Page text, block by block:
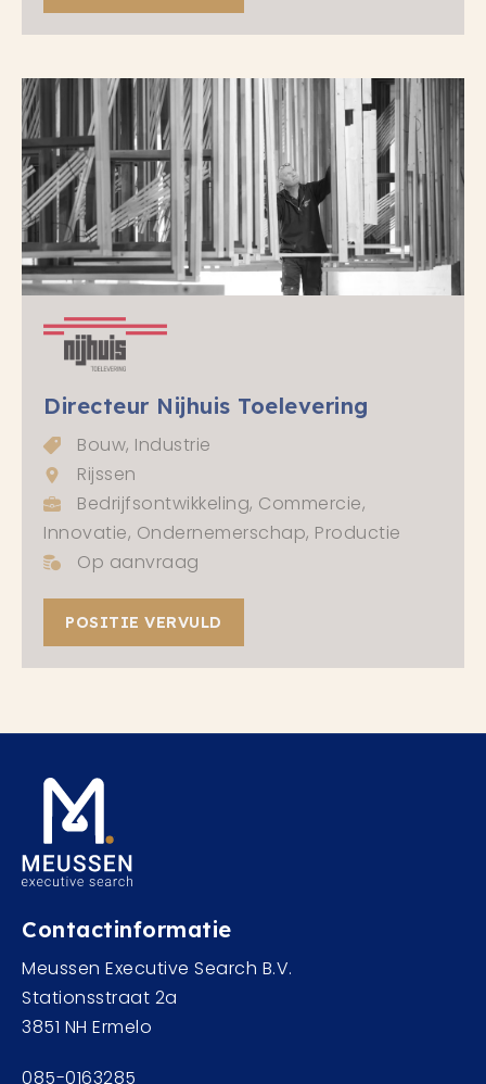
Directeur Nijhuis Toelevering
Bouw, Industrie
Rijssen
Bedrijfsontwikkeling, Commercie,
Innovatie, Ondernemerschap, Productie
Op aanvraag
POSITIE VERVULD
Contactinformatie
Meussen Executive Search B.V.
Stationsstraat 2a
3851 NH Ermelo
085-0163285